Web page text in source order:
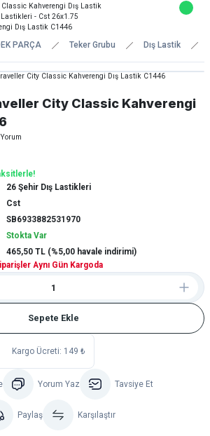
PARÇA Teker Grubu Dış Lastik
City Classic Kahverengi
26 Şehir Dış Lastikleri
Cst
SB6933882531970
Stokta Var
465,50 TL (%5,00 havale indirimi)
Aynı Gün Kargoda
Sepete Ekle
Kargo Ücreti: 149 ₺
Yorum Yaz Tavsiye Et
Paylaş Karşılaştır